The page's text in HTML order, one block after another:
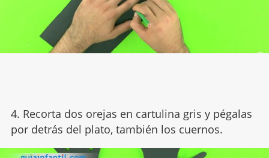
4. Recorta dos orejas en cartulina gris y pégalas
por detrás del plato, también los cuernos.